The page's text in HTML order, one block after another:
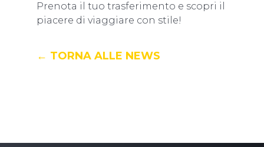
Prenota il tuo trasferimento e scopri il
piacere di viaggiare con stile!
← TORNA ALLE NEWS